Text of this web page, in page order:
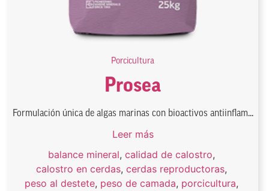
Porcicultura
Prosea
Formulación única de algas marinas con bioactivos antiinflam...
Leer más
balance mineral, calidad de calostro,
calostro en cerdas, cerdas reproductoras,
peso al destete, peso de camada, porcicultura,